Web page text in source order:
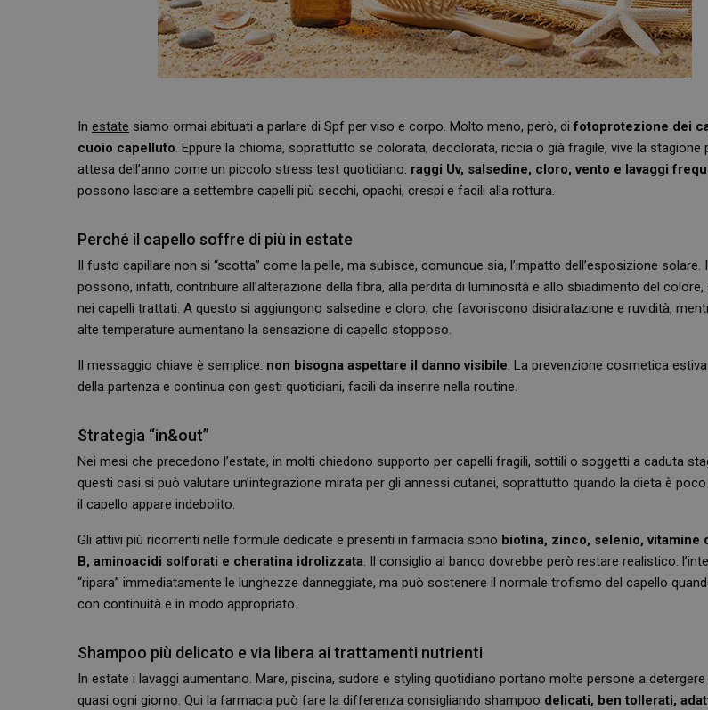
In estate siamo ormai abituati a parlare di Spf per viso e corpo. Molto meno, però, difotoprotezione dei
cuoio capelluto. Eppure la chioma, soprattutto se colorata, decolorata, riccia o già fragile, vive la stagione
attesa dell’anno come un piccolo stress test quotidiano: raggi Uv, salsedine, cloro, vento e lavaggi
possono lasciare a settembre capelli più secchi, opachi, crespi e facili alla rottura.
Perché il capello soffre di più in estate
Il fusto capillare non si “scotta” come la pelle, ma subisce, comunque sia, l’impatto dell’esposizione solare.
possono, infatti, contribuire all’alterazione della fibra, alla perdita di luminosità e allo sbiadimento del
nei capelli trattati. A questo si aggiungono salsedine e cloro, che favoriscono disidratazione e ruvidità,
alte temperature aumentano la sensazione di capello stopposo.
Il messaggio chiave è semplice: non bisogna aspettare il danno visibile. La prevenzione cosmetica
della partenza e continua con gesti quotidiani, facili da inserire nella routine.
Strategia “in&out”
Nei mesi che precedono l’estate, in molti chiedono supporto per capelli fragili, sottili o soggetti a caduta
questi casi si può valutare un’integrazione mirata per gli annessi cutanei, soprattutto quando la dieta è
il capello appare indebolito.
Gli attivi più ricorrenti nelle formule dedicate e presenti in farmacia sono biotina, zinco, selenio, vitamine
B, aminoacidi solforati e cheratina idrolizzata. Il consiglio al banco dovrebbe però restare realistico:
“ripara” immediatamente le lunghezze danneggiate, ma può sostenere il normale trofismo del capello
con continuità e in modo appropriato.
Shampoo più delicato e via libera ai trattamenti nutrienti
In estate i lavaggi aumentano. Mare, piscina, sudore e styling quotidiano portano molte persone a detergere
quasi ogni giorno. Qui la farmacia può fare la differenza consigliando shampoo delicati, ben tollerati,